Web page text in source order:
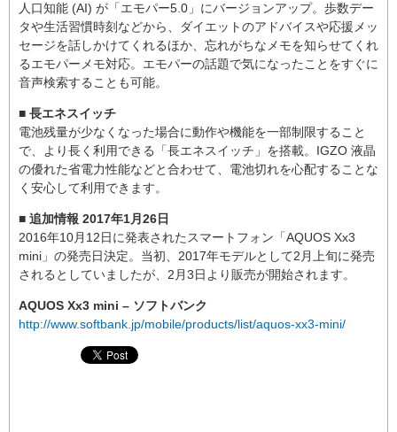
人口知能 (AI) が「エモパー5.0」にバージョンアップ。歩数デー
タや生活習慣時刻などから、ダイエットのアドバイスや応援メッ
セージを話しかけてくれるほか、忘れがちなメモを知らせてくれ
るエモパーメモ対応。エモパーの話題で気になったことをすぐに
音声検索することも可能。
■ 長エネスイッチ
電池残量が少なくなった場合に動作や機能を一部制限すること
で、より長く利用できる「長エネスイッチ」を搭載。IGZO 液晶
の優れた省電力性能などと合わせて、電池切れを心配することな
く安心して利用できます。
■ 追加情報 2017年1月26日
2016年10月12日に発表されたスマートフォン「AQUOS Xx3
mini」の発売日決定。当初、2017年モデルとして2月上旬に発売
されるとしていましたが、2月3日より販売が開始されます。
AQUOS Xx3 mini – ソフトバンク
http://www.softbank.jp/mobile/products/list/aquos-xx3-mini/